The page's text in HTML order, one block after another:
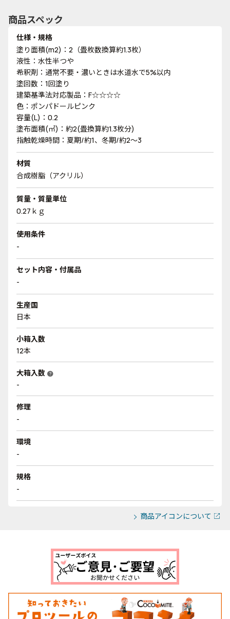
商品スペック
仕様・規格
塗り面積(m2)：2（畳枚数換算約1.3枚）
液性：水性半つや
希釈剤：通常不要・濃いときは水道水で5%以内
塗回数：1回塗り
建築基準法対応製品：F☆☆☆☆
色：ポンパドールピンク
容量(L)：0.2
塗布面積(㎡)：約2(畳換算約1.3枚分)
指触乾燥時間：夏期/約1、冬期/約2～3
材質
合成樹脂（アクリル）
質量・質量単位
0.27ｋｇ
使用条件
-
セット内容・付属品
-
生産国
日本
小箱入数
12本
大箱入数 help
-
修理
-
環境
-
規格
-
商品アイコンについて